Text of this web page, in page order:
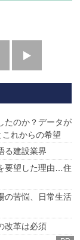
へ
たのか？データが
これからの希望
る建設業界
要望した理由…住
の苦悩、日常生活
改革は必須